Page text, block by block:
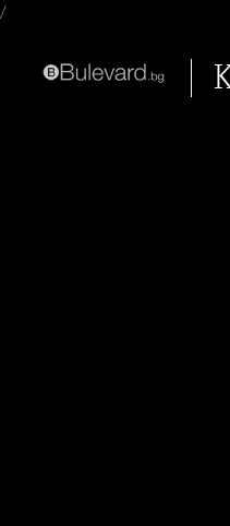
/